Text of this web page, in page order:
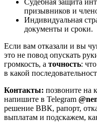
призывников и
Индивидуальная
документы и сроки.
Если вам отказали и вы
это не повод опускать
громкость, а точность:
в какой
Контакты: позвоните на
напишите в Telegram
решение ВВК, рапорт,
выплатам и подскажем,